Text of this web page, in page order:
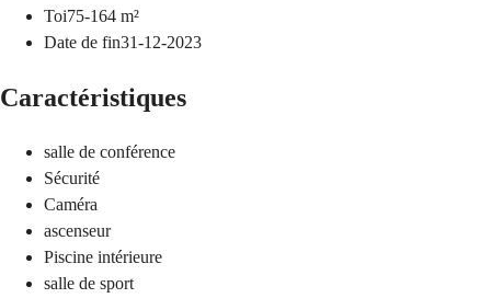
Toi75-164 m²
Date de fin31-12-2023
Caractéristiques
salle de conférence
Sécurité
Caméra
ascenseur
Piscine intérieure
salle de sport